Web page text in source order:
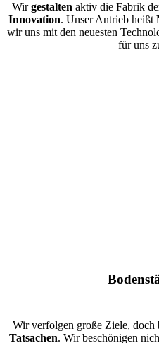
Wirgestalten aktiv die Fabrik
Innovation. Unser Antrieb heißt
wir uns mit den neuesten
für uns
Wir verfolgen große Ziele, doch
Tatsachen. Wir beschönigen